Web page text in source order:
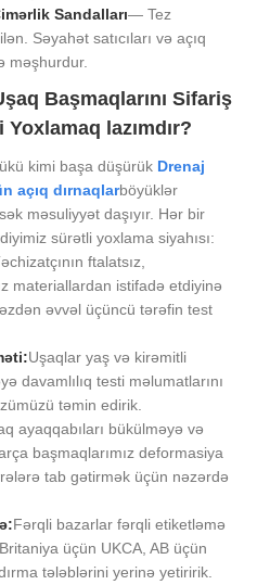
Sandalları— Tez
Səyahət satıcıları və açıq
məşhurdur.
Başmaqlarını Sifariş
lazımdır?
kimi başa düşürük Drenaj
açıq dırnaqlarböyüklər
məsuliyyət daşıyır. Hər bir
sürətli yoxlama siyahısı:
ftalatsız,
materiallardan istifadə etdiyinə
əvvəl üçüncü tərəfin test
Uşaqlar yaş və kirəmitli
davamlılıq testi məlumatlarını
təmin edirik.
ayaqqabıları bükülməyə və
başmaqlarımız deformasiya
tab gətirmək üçün nəzərdə
Fərqli bazarlar fərqli etiketləmə
üçün UKCA, AB üçün
tələblərini yerinə yetiririk.